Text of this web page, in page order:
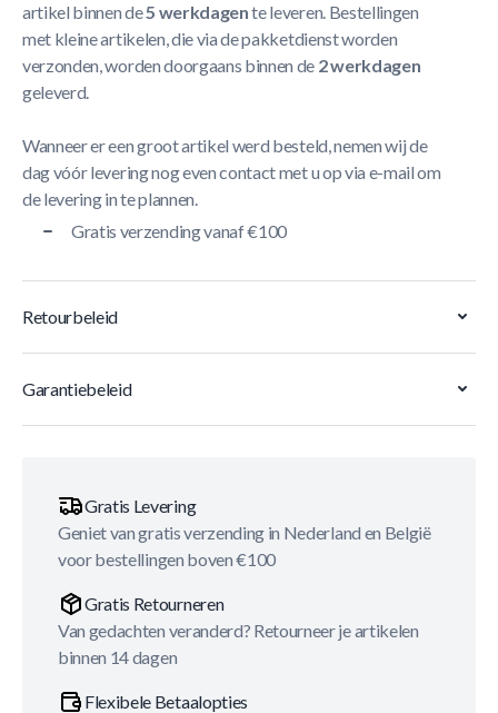
artikel binnen de5 werkdagente leveren. Bestellingen
met kleine artikelen, die via de pakketdienst worden
verzonden, worden doorgaans binnen de 2 werkdagen
geleverd.
Wanneer er een groot artikel werd besteld, nemen wij de
dag vóór levering nog even contact met u op via e-mail om
de levering in te plannen.
Gratis verzending vanaf €100
Retourbeleid
Garantiebeleid
Gratis Levering
Geniet van gratis verzending in Nederland en België
voor bestellingen boven €100
Gratis Retourneren
Van gedachten veranderd? Retourneer je artikelen
binnen 14 dagen
Flexibele Betaalopties